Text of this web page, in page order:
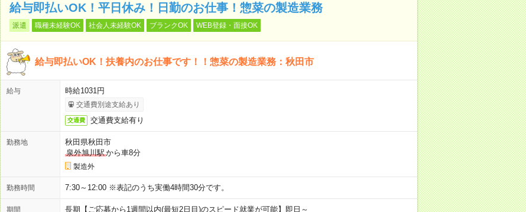
給与即払いOK！平日休み！日勤のお仕事！惣菜の製造業務
派遣 職種未経験OK 社会人未経験OK ブランクOK WEB登録・面接OK
給与即払いOK！扶養内のお仕事です！！惣菜の製造業務：秋田市
給与 時給1031円
交通費別途支給あり
交通費 交通費支給有り
勤務地
秋田県秋田市
泉外旭川駅から車8分
製造外
勤務時間 7:30～12:00 ※表記のうち実働4時間30分です。
期間 長期【ご応募から1週間以内(最短2日目)のスピード就業が可能】即日～